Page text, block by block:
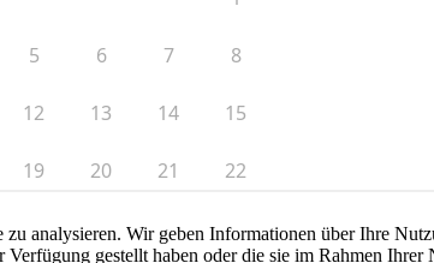
analysieren. Wir geben Informationen über Ihre
gestellt haben oder die sie im Rahmen